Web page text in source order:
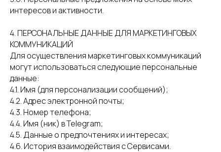
интересов и активности.
4. ПЕРСОНАЛЬНЫЕ ДАННЫЕ ДЛЯ МАРКЕТИНГОВЫХ
КОММУНИКАЦИЙ
Для осуществления маркетинговых коммуникаций
могут использоваться следующие персональные
данные:
4.1. Имя (для персонализации сообщений);
4.2. Адрес электронной почты;
4.3. Номер телефона;
4.4. Имя (ник) в Telegram;
4.5. Данные о предпочтениях и интересах;
4.6. История взаимодействия с Сервисами.